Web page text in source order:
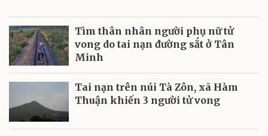
Tìm thân nhân người phụ nữ tử
vong do tai nạn đường sắt ở Tân
Minh
Tai nạn trên núi Tà Zôn, xã Hàm
Thuận khiến 3 người tử vong